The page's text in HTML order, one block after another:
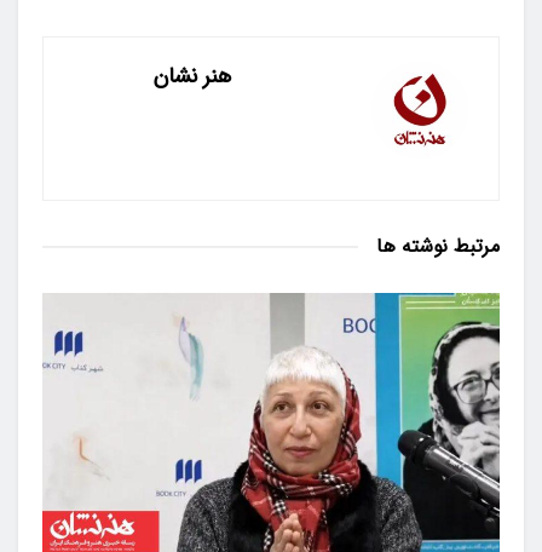
هنر نشان
مرتبط نوشته ها